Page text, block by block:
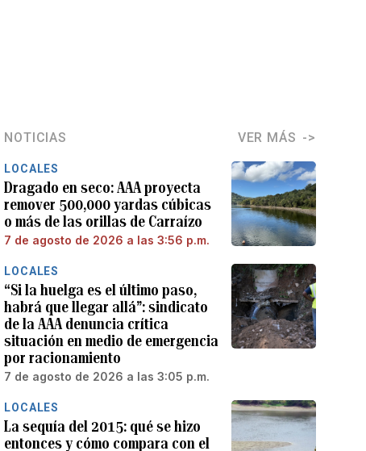
NOTICIAS VER MÁS
LOCALES
Dragado en seco: AAA proyecta
remover 500,000 yardas cúbicas
o más de las orillas de Carraízo
7 de agosto de 2026 a las 3:56 p.m.
LOCALES
“Si la huelga es el último paso,
habrá que llegar allá”: sindicato
de la AAA denuncia crítica
situación en medio de emergencia
por racionamiento
7 de agosto de 2026 a las 3:05 p.m.
LOCALES
La sequía del 2015: qué se hizo
entonces y cómo compara con el